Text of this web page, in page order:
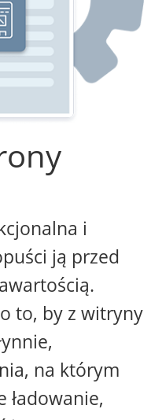
i
ją przed
to, by z witryny
na którym
ładowanie,